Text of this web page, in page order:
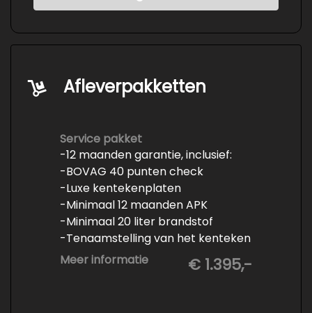
Afleverpakketten
Service pakket
-12 maanden garantie, inclusief:
-BOVAG 40 punten check
-Luxe kentekenplaten
-Minimaal 12 maanden APK
-Minimaal 20 liter brandstof
-Tenaamstelling van het kenteken
-Vrijwaren van de inruilauto
Meer informatie € 1.395,-